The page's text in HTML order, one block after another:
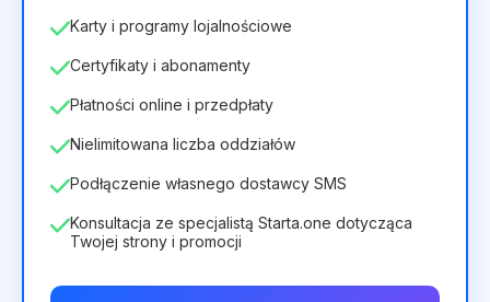
Karty i programy lojalnościowe
Certyfikaty i abonamenty
Płatności online i przedpłaty
Nielimitowana liczba oddziałów
Podłączenie własnego dostawcy SMS
Konsultacja ze specjalistą Starta.one dotycząca
Twojej strony i promocji